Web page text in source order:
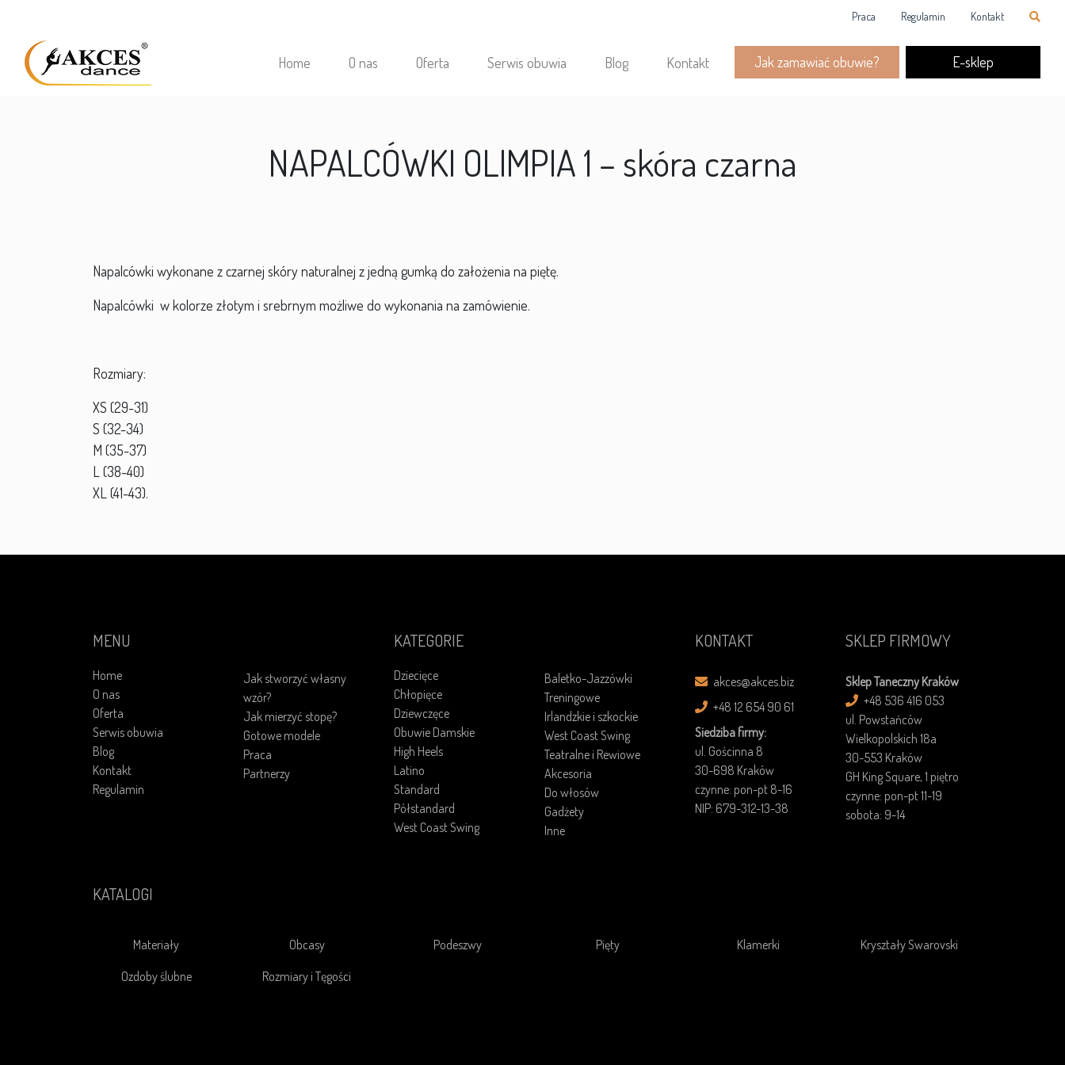
Praca Regulamin Kontakt
Home O nas Oferta Serwis obuwia Blog Kontakt Jak zamawiać obuwie? E-sklep
NAPALCÓWKI OLIMPIA 1 – skóra czarna
Napalcówki wykonane z czarnej skóry naturalnej z jedną gumką do założenia na piętę.
Napalcówki w kolorze złotym i srebrnym możliwe do wykonania na zamówienie.
Rozmiary:
XS (29-31)
S (32-34)
M (35-37)
L (38-40)
XL (41-43).
MENU
Home
O nas
Oferta
Serwis obuwia
Blog
Kontakt
Regulamin
Jak stworzyć własny
wzór?
Jak mierzyć stopę?
Gotowe modele
Praca
Partnerzy
KATEGORIE
Dziecięce
Chłopięce
Dziewczęce
Obuwie Damskie
High Heels
Latino
Standard
Półstandard
West Coast Swing
Baletko-Jazzówki
Treningowe
Irlandzkie i szkockie
West Coast Swing
Teatralne i Rewiowe
Akcesoria
Do włosów
Gadżety
Inne
KONTAKT
akces@akces.biz
+48 12 654 90 61
Siedziba firmy:
ul. Gościnna 8
30-698 Kraków
czynne: pon-pt 8-16
NIP: 679-312-13-38
SKLEP FIRMOWY
Sklep Taneczny Kraków
+48 536 416 053
ul. Powstańców
Wielkopolskich 18a
30-553 Kraków
GH King Square, 1 piętro
czynne: pon-pt 11-19
sobota: 9-14
KATALOGI
Materiały Obcasy Podeszwy Pięty Klamerki
Kryształy Swarovski
Ozdoby ślubne
Rozmiary i Tęgości